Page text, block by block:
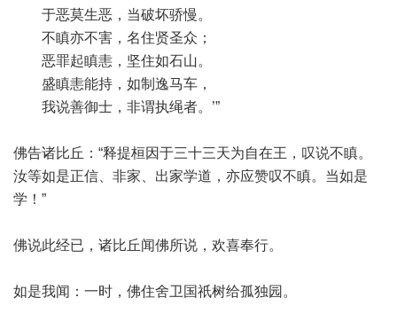
于恶莫生恶，当破坏骄慢。
不瞋亦不害，名住贤圣众；
恶罪起瞋恚，坚住如石山。
盛瞋恚能持，如制逸马车，
我说善御士，非谓执绳者。’”
佛告诸比丘：“释提桓因于三十三天为自在王，叹说不瞋。
汝等如是正信、非家、出家学道，亦应赞叹不瞋。当如是
学！”
佛说此经已，诸比丘闻佛所说，欢喜奉行。
如是我闻：一时，佛住舍卫国祇树给孤独园。